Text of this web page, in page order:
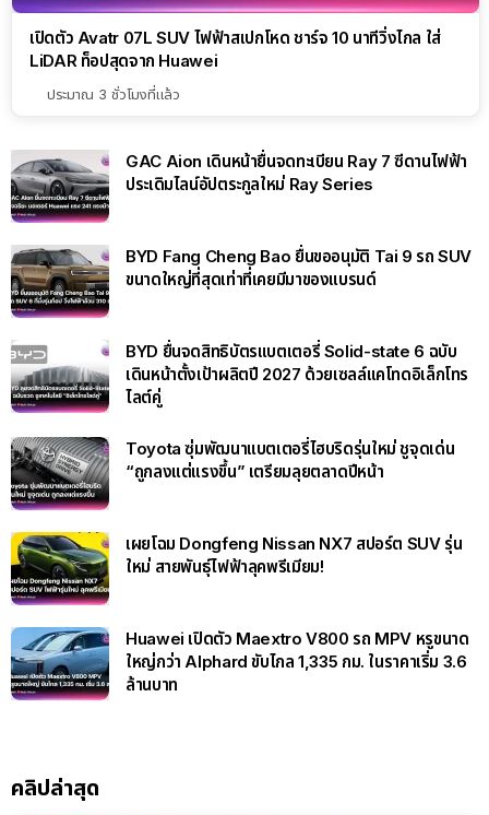
เปิดตัว Avatr 07L SUV ไฟฟ้าสเปกโหด ชาร์จ 10 นาทีวิ่งไกล ใส่
LiDAR ท็อปสุดจาก Huawei
ประมาณ 3 ชั่วโมงที่แล้ว
GAC Aion เดินหน้ายื่นจดทะเบียน Ray 7 ซีดานไฟฟ้า
ประเดิมไลน์อัปตระกูลใหม่ Ray Series
BYD Fang Cheng Bao ยื่นขออนุมัติ Tai 9 รถ SUV
ขนาดใหญ่ที่สุดเท่าที่เคยมีมาของแบรนด์
BYD ยื่นจดสิทธิบัตรแบตเตอรี่ Solid-state 6 ฉบับ
เดินหน้าตั้งเป้าผลิตปี 2027 ด้วยเซลล์แคโทดอิเล็กโทร
ไลต์คู่
Toyota ซุ่มพัฒนาแบตเตอรี่ไฮบริดรุ่นใหม่ ชูจุดเด่น
“ถูกลงแต่แรงขึ้น” เตรียมลุยตลาดปีหน้า
เผยโฉม Dongfeng Nissan NX7 สปอร์ต SUV รุ่น
ใหม่ สายพันธุ์ไฟฟ้าลุคพรีเมียม!
Huawei เปิดตัว Maextro V800 รถ MPV หรูขนาด
ใหญ่กว่า Alphard ขับไกล 1,335 กม. ในราคาเริ่ม 3.6
ล้านบาท
คลิปล่าสุด